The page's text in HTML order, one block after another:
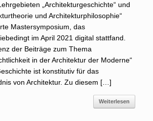
„Architekturgeschichte“ und
und Architekturphilosophie“
Mastersymposium, das
im April 2021 digital stattfand.
der Beiträge zum Thema
in der Architektur der Moderne“
ist konstitutiv für das
von Architektur. Zu diesem […]
Weiterlesen